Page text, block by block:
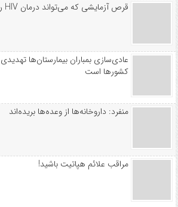
قرص آزمایشی که می‌تواند درمان HIV را متحول کند
عادی‌سازی بمباران بیمارستان‌ها
کشورها است
منفرد: داروخانه‌ها از وعده‌ها بریده‌اند
مراقب علائم هپاتیت باشید!